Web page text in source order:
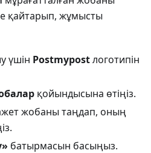
қайтарып, жұмысты
үшін Postmypostлоготипін
қойындысына өтіңіз.
жобаны таңдап, оның
батырмасын басыңыз.